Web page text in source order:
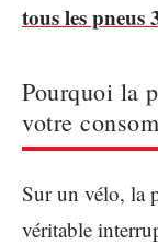
tous les pneus
Pourquoi la
votre
Sur un vélo, la
véritable